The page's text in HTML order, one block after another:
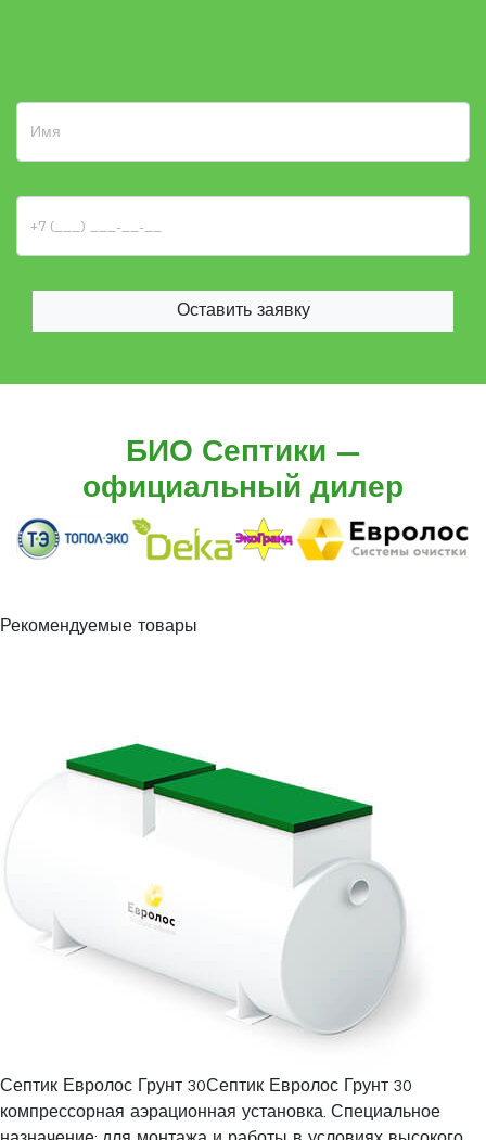
Оставить заявку
БИО Септики —
официальный дилер
Рекомендуемые товары
Септик Евролос Грунт 30Септик Евролос Грунт 30
компрессорная аэрационная установка. Специальное